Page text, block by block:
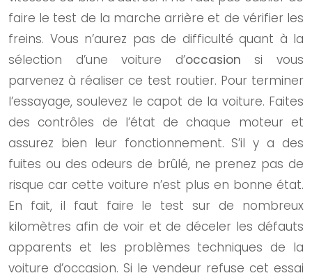
faire le test de la marche arrière et de vérifier les
freins. Vous n’aurez pas de difficulté quant à la
sélection d’une voiture d’occasion si vous
parvenez à réaliser ce test routier. Pour terminer
l’essayage, soulevez le capot de la voiture. Faites
des contrôles de l’état de chaque moteur et
assurez bien leur fonctionnement. S’il y a des
fuites ou des odeurs de brûlé, ne prenez pas de
risque car cette voiture n’est plus en bonne état.
En fait, il faut faire le test sur de nombreux
kilomètres afin de voir et de déceler les défauts
apparents et les problèmes techniques de la
voiture d’occasion. Si le vendeur refuse cet essai